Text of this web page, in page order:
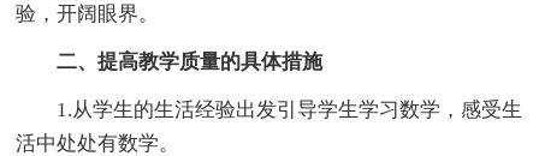
验，开阔眼界。
二、提高教学质量的具体措施
1.从学生的生活经验出发引导学生学习数学，感受生
活中处处有数学。